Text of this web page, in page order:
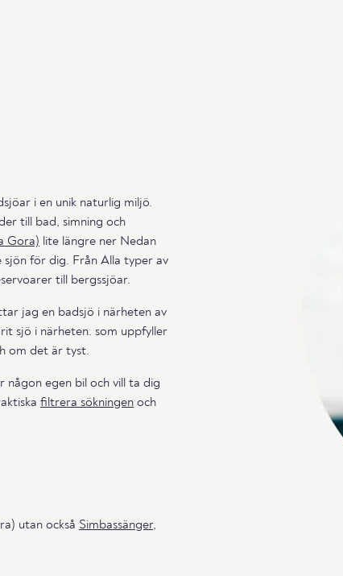
i en unik naturlig miljö.
till bad, simning och
Gora) lite längre ner Nedan
för dig. Från Alla typer av
till bergssjöar.
jag en badsjö i närheten av
sjö i närheten. som uppfyller
om det är tyst.
någon egen bil och vill ta dig
filtrera sökningen och
utan också Simbassänger,